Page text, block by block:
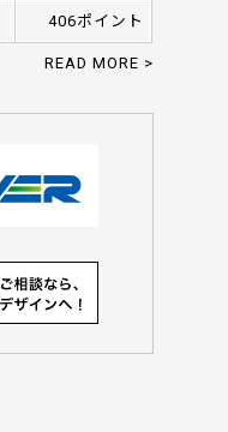
406ポイント
READ MORE >